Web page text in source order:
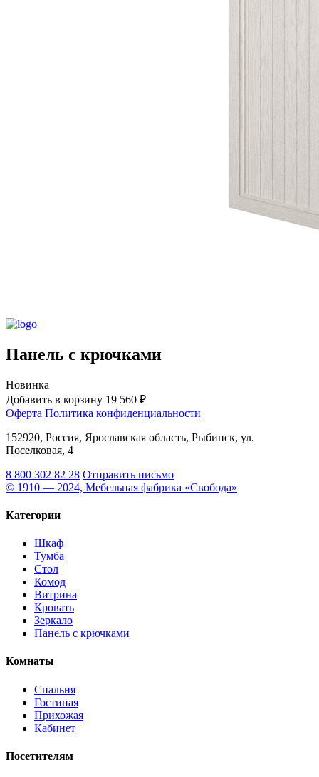
Панель с крючками
Новинка
Добавить в корзину 19 560 ₽
Оферта Политика конфиденциальности
152920, Россия, Ярославская область, Рыбинск, ул.
Поселковая, 4
8 800 302 82 28 Отправить письмо
© 1910 — 2024, Мебельная фабрика «Свобода»
Категории
Шкаф
Тумба
Стол
Комод
Витрина
Кровать
Зеркало
Панель с крючками
Комнаты
Спальня
Гостиная
Прихожая
Кабинет
Посетителям